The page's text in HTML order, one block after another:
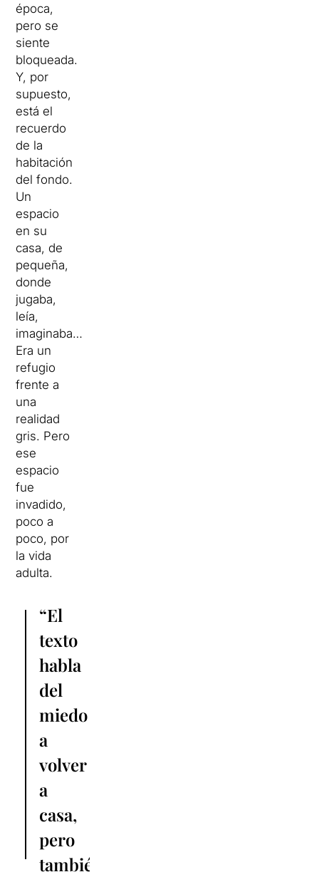
época,
pero se
siente
bloqueada.
Y, por
supuesto,
está el
recuerdo
de la
habitación
del fondo.
Un
espacio
en su
casa, de
pequeña,
donde
jugaba,
leía,
imaginaba…
Era un
refugio
frente a
una
realidad
gris. Pero
ese
espacio
fue
invadido,
poco a
poco, por
la vida
adulta.
“El
texto
habla
del
miedo
a
volver
a
casa,
pero
también